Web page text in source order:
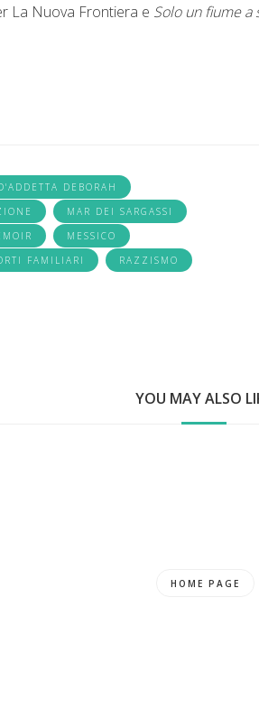
La Nuova Frontiera e Solo un fiume a
DEBORAH
MAR DEI SARGASSI
MESSICO
FAMILIARI
RAZZISMO
YOU MAY ALSO
HOME PAGE